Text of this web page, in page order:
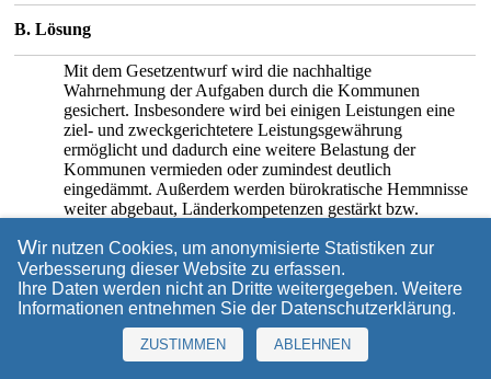
B. Lösung
Mit dem Gesetzentwurf wird die nachhaltige
Wahrnehmung der Aufgaben durch die Kommunen
gesichert. Insbesondere wird bei einigen Leistungen eine
ziel- und zweckgerichtetere Leistungsgewährung
ermöglicht und dadurch eine weitere Belastung der
Kommunen vermieden oder zumindest deutlich
eingedämmt. Außerdem werden bürokratische Hemmnisse
weiter abgebaut, Länderkompetenzen gestärkt bzw.
Vollzug optimiert.
Die Änderungsvorschläge des Gesetzentwurfs beinhalten
a)im Bereich der Kinder- und Jugendhilfe unter
anderem:
- Rückholung und Stärkung von
Wir nutzen Cookies, um anonymisierte Statistiken zur
Verbesserung dieser Website zu erfassen.
Ihre Daten werden nicht an Dritte weitergegeben. Weitere
Informationen entnehmen Sie der Datenschutzerklärung.
ZUSTIMMEN ABLEHNEN